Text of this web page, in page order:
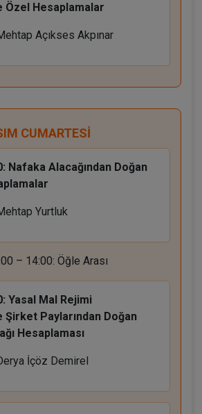
Özel Hesaplamalar
Açıkses Akpınar
CUMARTESİ
Nafaka Alacağından Doğan
Yurtluk
– 14:00: Öğle Arası
Yasal Mal Rejimi
Paylarından Doğan
Hesaplaması
İçöz Demirel